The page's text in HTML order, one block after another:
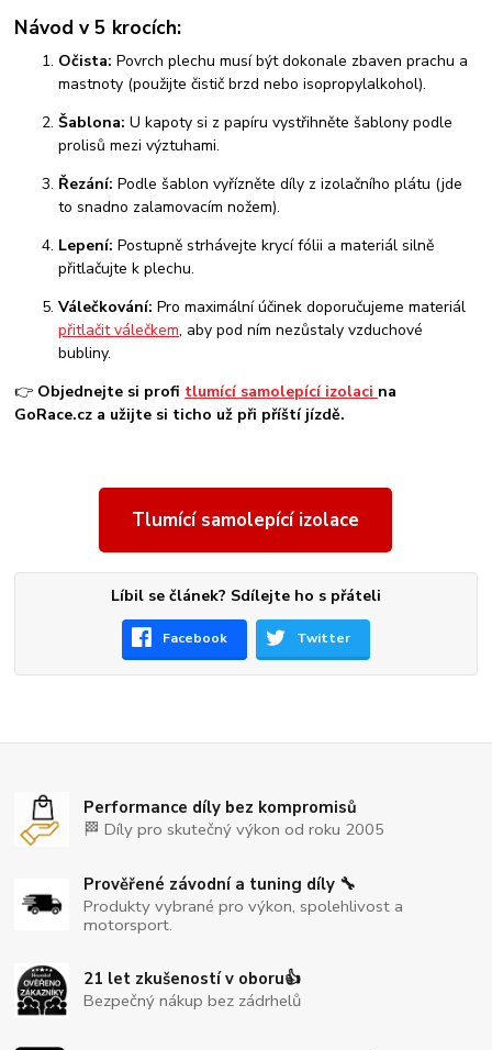
Návod v 5 krocích:
Očista: Povrch plechu musí být dokonale zbaven prachu a
mastnoty (použijte čistič brzd nebo isopropylalkohol).
Šablona: U kapoty si z papíru vystřihněte šablony podle
prolisů mezi výztuhami.
Řezání: Podle šablon vyřízněte díly z izolačního plátu (jde
to snadno zalamovacím nožem).
Lepení: Postupně strhávejte krycí fólii a materiál silně
přitlačujte k plechu.
Válečkování: Pro maximální účinek doporučujeme materiál
přitlačit válečkem, aby pod ním nezůstaly vzduchové
bubliny.
👉 Objednejte si profi tlumící samolepící izolaci na
GoRace.cz a užijte si ticho už při příští jízdě.
Tlumící samolepící izolace
Líbil se článek? Sdílejte ho s přáteli
Facebook Twitter
Performance díly bez kompromisů
🏁 Díly pro skutečný výkon od roku 2005
Prověřené závodní a tuning díly 🔧
Produkty vybrané pro výkon, spolehlivost a
motorsport.
21 let zkušeností v oboru👍
Bezpečný nákup bez zádrhelů